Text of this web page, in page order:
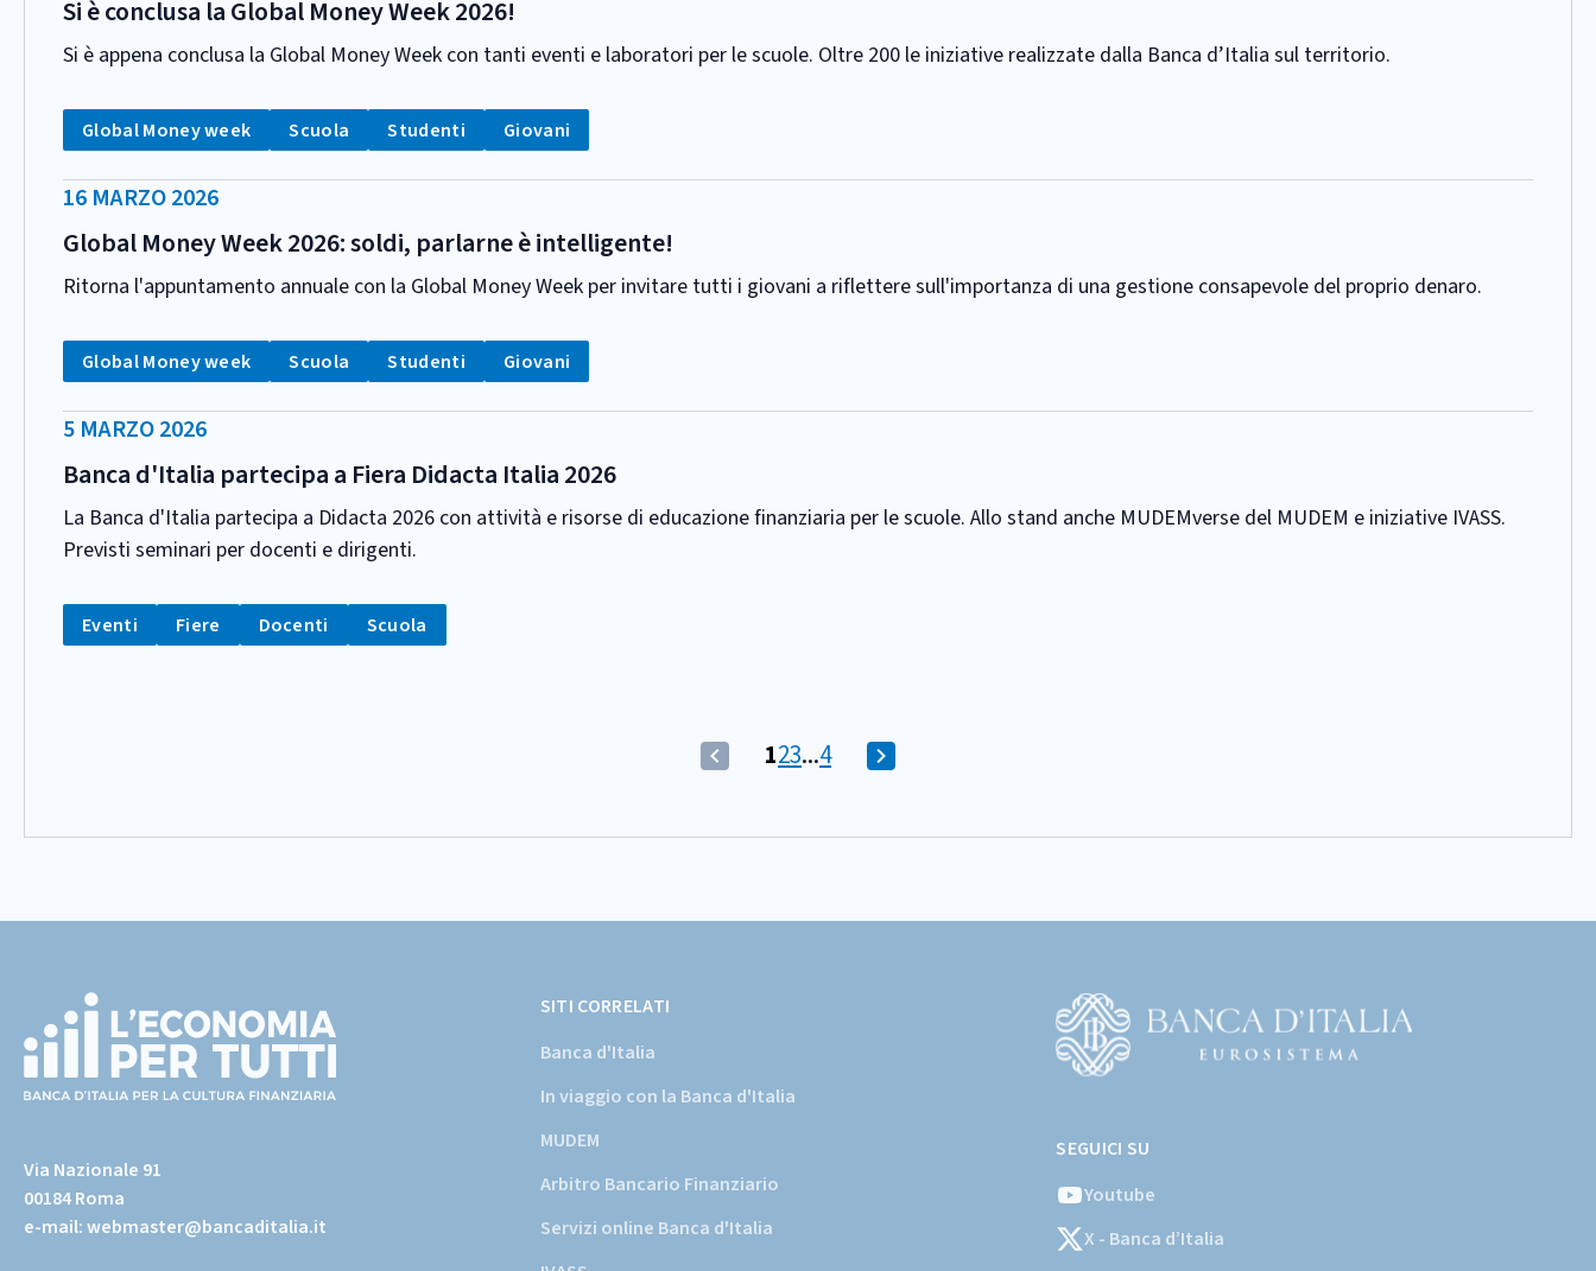
Si è conclusa la Global Money Week 2026!
Si è appena conclusa la Global Money Week con tanti eventi e laboratori per le scuole. Oltre 200 le iniziative realizzate dalla Banca d’Italia sul territorio.
CATEGORIA:
Tag:
Global Money week Tag:
Scuola Tag:
Studenti Tag:
Giovani
DATA
PUBBLICAZIONE:
16 MARZO 2026
Global Money Week 2026: soldi, parlarne è intelligente!
Ritorna l'appuntamento annuale con la Global Money Week per invitare tutti i giovani a riflettere sull'importanza di una gestione consapevole del proprio denaro.
CATEGORIA:
Tag:
Global Money week Tag:
Scuola Tag:
Studenti Tag:
Giovani
DATA
PUBBLICAZIONE:
5 MARZO 2026
Banca d'Italia partecipa a Fiera Didacta Italia 2026
La Banca d'Italia partecipa a Didacta 2026 con attività e risorse di educazione finanziaria per le scuole. Allo stand anche MUDEMverse del MUDEM e iniziative IVASS.
Previsti seminari per docenti e dirigenti.
CATEGORIA:
Tag:
Eventi Tag:
Fiere Tag:
Docenti Tag:
Scuola
(Comando
Vai
(Comando
Pagina
1Vai
schermata
2Vai
schermata
3...Vai
schermata
4
Vai
schermata
page)
Via Nazionale 91
00184 Roma
e-mail:webmaster@bancaditalia.it
SITI CORRELATI
Banca d'Italia
In viaggio con la Banca d'Italia
MUDEM
Arbitro Bancario Finanziario
Servizi online Banca d'Italia
sito
istituzionale
Banca
SEGUICI SU
Youtube
X - Banca d’Italia